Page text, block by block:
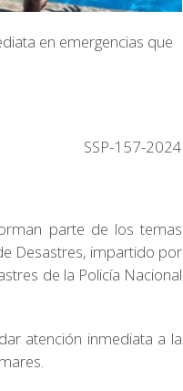
en emergencias que
SSP-157-2024
parte de los temas
Desastres, impartido por
de la Policía Nacional
atención inmediata a la